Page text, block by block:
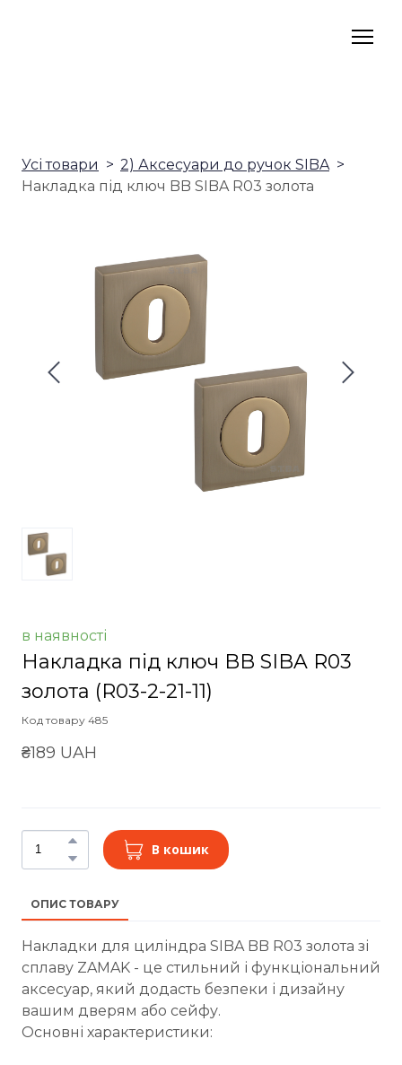
Усі товари
2) Аксесуари до ручок SIBA
Накладка під ключ BB SIBA R03 золота
в наявності
Накладка під ключ BB SIBA R03
золота (R03-2-21-11)
Код товару 485
₴189 UAH
В кошик
ОПИС ТОВАРУ
Накладки для циліндра SIBA BB R03 золота зі
сплаву ZAMAK - це стильний і функціональний
аксесуар, який додасть безпеки і дизайну
вашим дверям або сейфу.
Основні характеристики: